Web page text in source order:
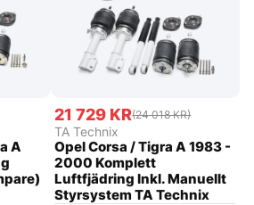
A
21 729 KR(24 018 KR)
TA Technix
Opel Corsa / Tigra A 1983 -
2000 Komplett
Luftfjädring Inkl. Manuellt
Styrsystem TA Technix